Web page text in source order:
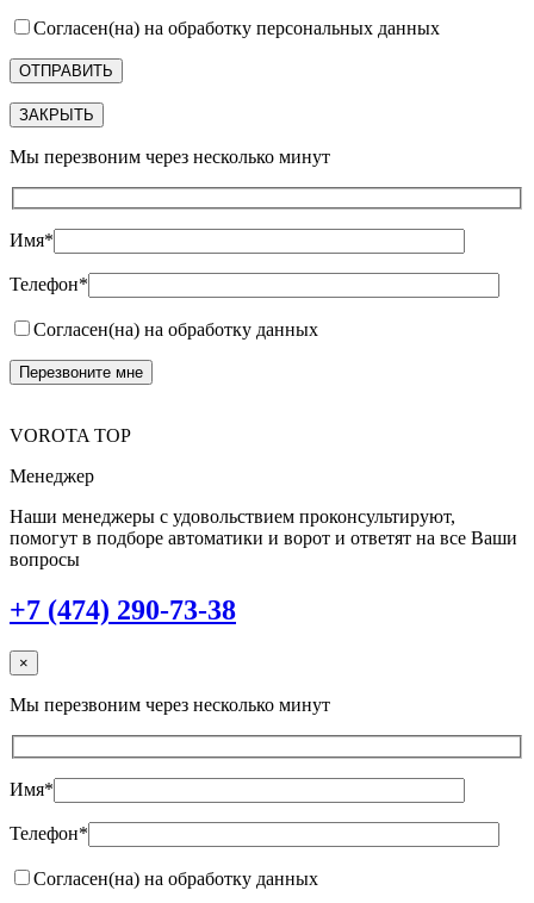
Согласен(на) на обработку персональных данных
ЗАКРЫТЬ
Мы перезвоним через несколько минут
Имя*
Телефон*
Согласен(на) на обработку данных
VOROTA TOP
Менеджер
Наши менеджеры с удовольствием проконсультируют,
помогут в подборе автоматики и ворот и ответят на все Ваши
вопросы
+7 (474) 290-73-38
×
Мы перезвоним через несколько минут
Имя*
Телефон*
Согласен(на) на обработку данных